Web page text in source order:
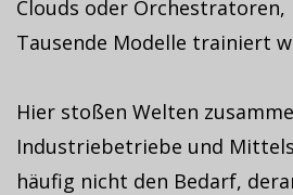
Clouds oder Orchestratoren,
Tausende Modelle trainiert
Hier stoßen Welten
Industriebetriebe und
häufig nicht den Bedarf,